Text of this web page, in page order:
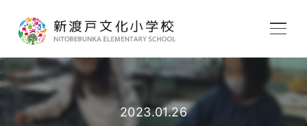
教育内容 2023.01.26